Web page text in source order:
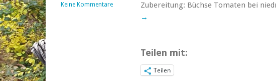
Keine Kommentare
Zubereitung: Büchse Tomaten bei
→
Teilen mit:
Teilen